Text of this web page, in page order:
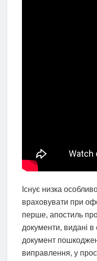
Існує низка
враховувати при
перше, апостиль
документи, видані
документ
виправлення, у